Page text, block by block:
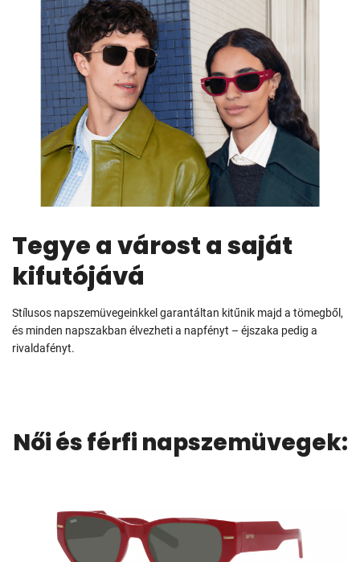
Tegye a várost a saját
kifutójává
Stílusos napszemüvegeinkkel garantáltan kitűnik majd a tömegből,
és minden napszakban élvezheti a napfényt – éjszaka pedig a
rivaldafényt.
Női és férfi napszemüvegek: